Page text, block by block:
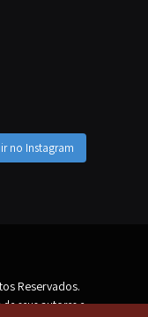
no Instagram
Reservados.
seus autores e